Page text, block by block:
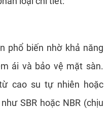
phổ biến nhờ khả năng
ái và bảo vệ mặt sàn.
cao su tự nhiên hoặc
SBR hoặc NBR (chịu